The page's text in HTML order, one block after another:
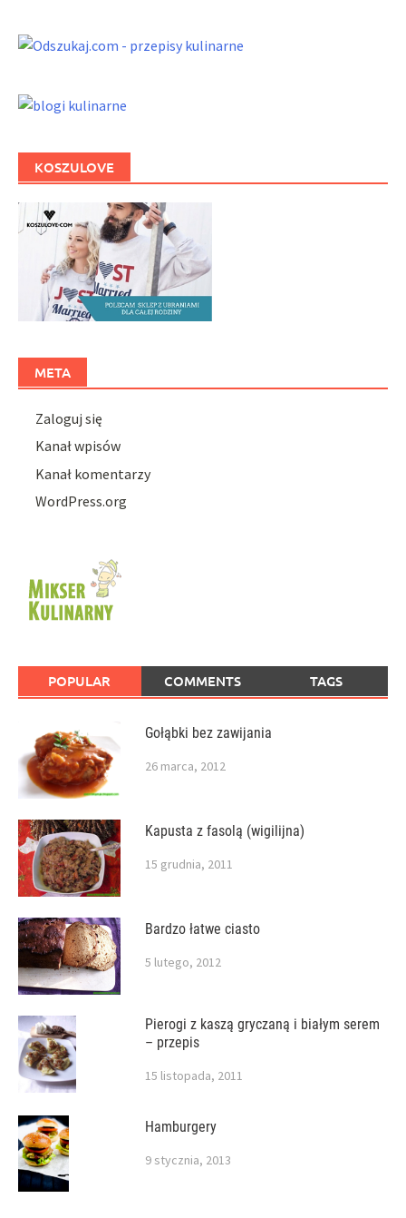
KOSZULOVE
META
Zaloguj się
Kanał wpisów
Kanał komentarzy
WordPress.org
POPULAR COMMENTS TAGS
Gołąbki bez zawijania
26 marca, 2012
Kapusta z fasolą (wigilijna)
15 grudnia, 2011
Bardzo łatwe ciasto
5 lutego, 2012
Pierogi z kaszą gryczaną i białym serem
– przepis
15 listopada, 2011
Hamburgery
9 stycznia, 2013